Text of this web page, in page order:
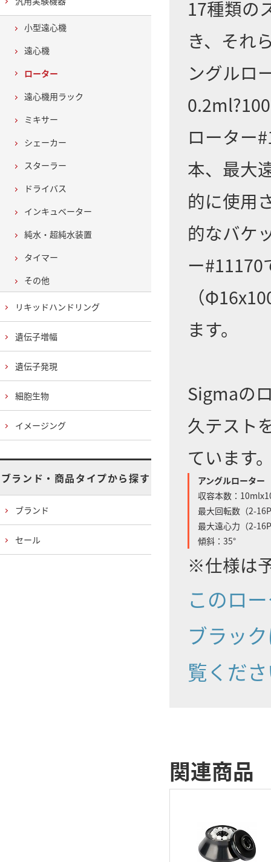
17種類の
き、それ
ングルロ
ローター
本、最大
的に使用
的なバケ
ー#11170
（
ます。
Sigmaの
久テスト
ています
アングルローター
収容本数：
最大回転数（2-
最大遠心力（2-
傾斜：35°
※仕様は
このロ
ブラッ
覧くだ
関連商品
小型遠心機
遠心機
ローター
遠心機用ラック
ミキサー
シェーカー
スターラー
ドライバス
インキュベーター
純水・超純水装置
タイマー
その他
リキッドハンドリング
遺伝子増幅
遺伝子発現
細胞生物
イメージング
ブランド・商品タイプから探す
ブランド
セール